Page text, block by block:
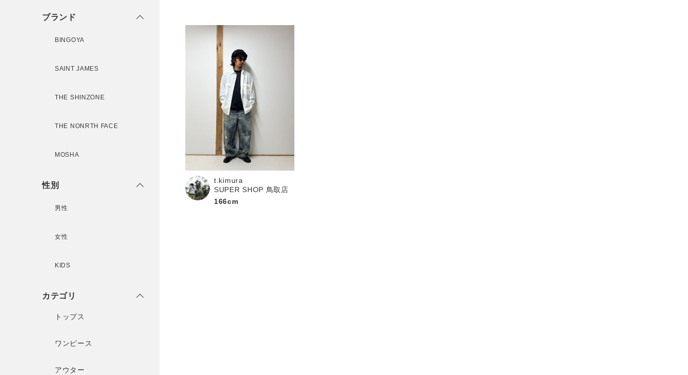
ログイン / マイページ
ブランド
BINGOYA
SAINT JAMES
THE SHINZONE
THE NONRTH FACE
MOSHA
性別
男性
女性
KIDS
カテゴリ
トップス
ワンピース
アウター
t.kimura
SUPER SHOP 鳥取店
166cm